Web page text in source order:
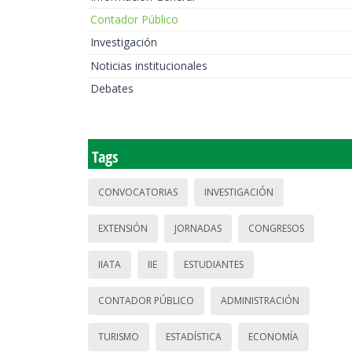
Contador Público
Investigación
Noticias institucionales
Debates
Tags
CONVOCATORIAS INVESTIGACIÓN
EXTENSIÓN JORNADAS CONGRESOS
IIATA IIE ESTUDIANTES
CONTADOR PÚBLICO ADMINISTRACIÓN
TURISMO ESTADÍSTICA ECONOMÍA